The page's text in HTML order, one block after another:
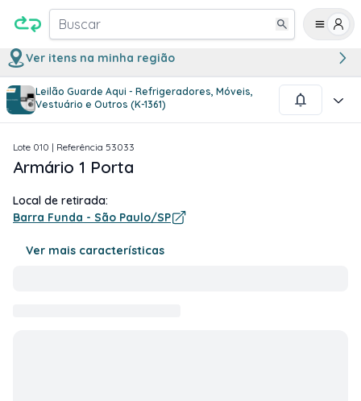
Buscar
Ver itens na minha região
Leilão Guarde Aqui - Refrigeradores, Móveis,
Vestuário e Outros (K-1361)
1/1
Lote 010 | Referência 53033
Armário 1 Porta
Local de retirada:
Barra Funda - São Paulo/SP
Ver mais características